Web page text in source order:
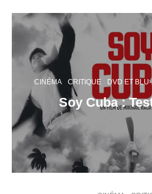
CINÉMA CRITIQUE DVD ET
Soy Cuba :